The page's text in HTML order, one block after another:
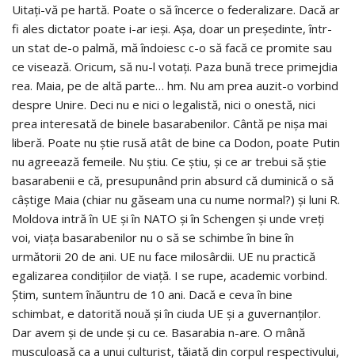
Uitați-vă pe hartă. Poate o să încerce o federalizare. Dacă ar
fi ales dictator poate i-ar ieși. Așa, doar un președinte, într-
un stat de-o palmă, mă îndoiesc c-o să facă ce promite sau
ce visează. Oricum, să nu-l votați. Paza bună trece primejdia
rea. Maia, pe de altă parte… hm. Nu am prea auzit-o vorbind
despre Unire. Deci nu e nici o legalistă, nici o onestă, nici
prea interesată de binele basarabenilor. Cântă pe nișa mai
liberă. Poate nu știe rusă atât de bine ca Dodon, poate Putin
nu agreează femeile. Nu știu. Ce știu, și ce ar trebui să știe
basarabenii e că, presupunând prin absurd că duminică o să
câștige Maia (chiar nu găseam una cu nume normal?) și luni R.
Moldova intră în UE și în NATO și în Schengen și unde vreți
voi, viața basarabenilor nu o să se schimbe în bine în
următorii 20 de ani. UE nu face milosârdii. UE nu practică
egalizarea condițiilor de viață. I se rupe, academic vorbind.
Știm, suntem înăuntru de 10 ani. Dacă e ceva în bine
schimbat, e datorită nouă și în ciuda UE și a guvernanților.
Dar avem și de unde și cu ce. Basarabia n-are. O mână
musculoasă ca a unui culturist, tăiată din corpul respectivului,